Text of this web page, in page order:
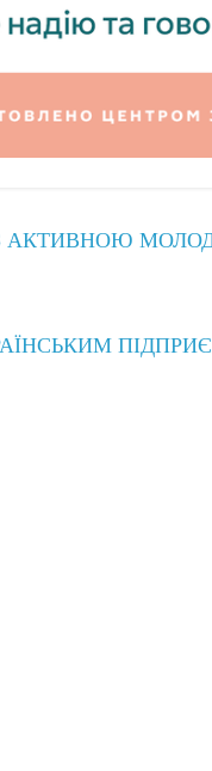
АКТИВНОЮ